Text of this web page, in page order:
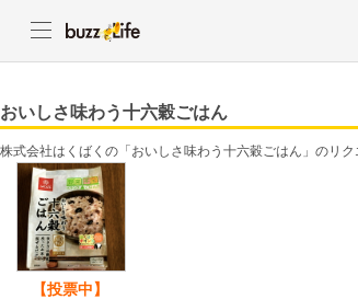
おいしさ味わう十六穀ごはん
株式会社はくばくの「おいしさ味わう十六穀ごはん」のリク
【投票中】